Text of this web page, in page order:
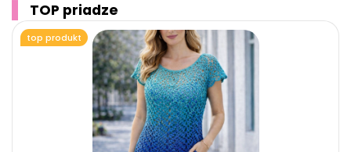
TOP priadze
top produkt